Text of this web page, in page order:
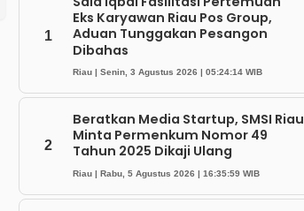
1
Eks Karyawan Riau Pos Group,
Aduan Tunggakan Pesangon
Dibahas
Riau | Senin, 3 Agustus 2026 | 05:24:14 WIB
2
Beratkan Media Startup, SMSI Riau
Minta Permenkum Nomor 49
Tahun 2025 Dikaji Ulang
Riau | Rabu, 5 Agustus 2026 | 16:35:59 WIB